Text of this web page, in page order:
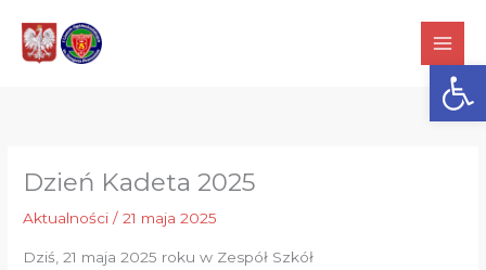
treści
Dzień Kadeta 2025
Aktualności /21 maja 2025
Dziś, 21 maja 2025 roku w Zespół Szkół